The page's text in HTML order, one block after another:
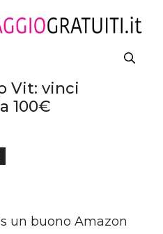
Vit: vinci
100€
un buono Amazon